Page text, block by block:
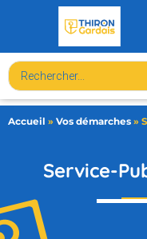
Accueil » Vos démarches »
Service-